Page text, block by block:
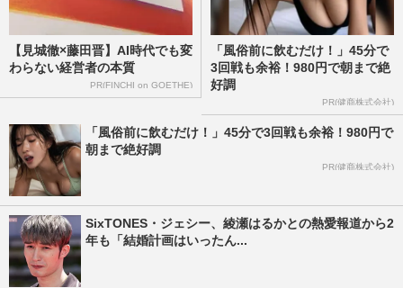
【見城徹×藤田晋】AI時代でも変
わらない経営者の本質
PR(FINCHI on GOETHE)
「風俗前に飲むだけ！」45分で
3回戦も余裕！980円で朝まで絶
好調
PR(健商株式会社)
「風俗前に飲むだけ！」45分で3回戦も余裕！980円で
朝まで絶好調
PR(健商株式会社)
SixTONES・ジェシー、綾瀬はるかとの熱愛報道から2
年も「結婚計画はいったん...